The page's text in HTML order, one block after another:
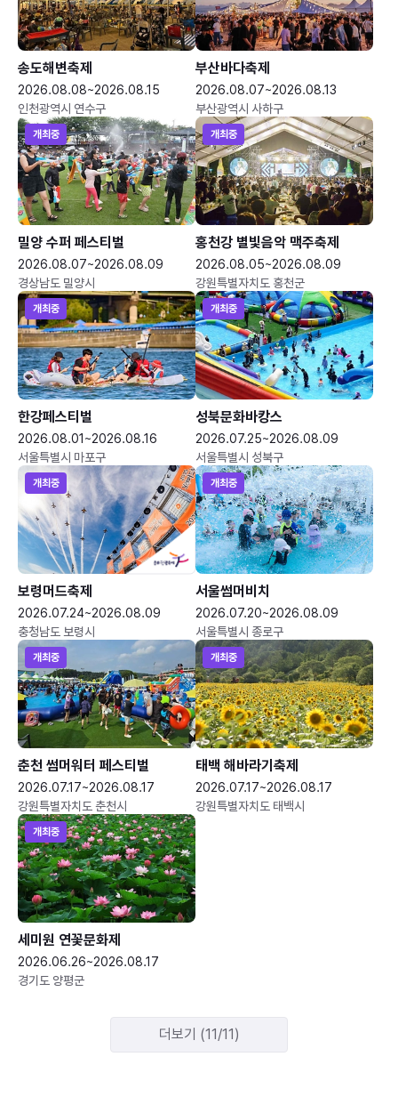
송도해변축제
2026.08.08~2026.08.15
인천광역시 연수구
부산바다축제
2026.08.07~2026.08.13
부산광역시 사하구
개최중
밀양 수퍼 페스티벌
2026.08.07~2026.08.09
경상남도 밀양시
개최중
홍천강 별빛음악 맥주축제
2026.08.05~2026.08.09
강원특별자치도 홍천군
개최중
한강페스티벌
2026.08.01~2026.08.16
서울특별시 마포구
개최중
성북문화바캉스
2026.07.25~2026.08.09
서울특별시 성북구
개최중
보령머드축제
2026.07.24~2026.08.09
충청남도 보령시
개최중
서울썸머비치
2026.07.20~2026.08.09
서울특별시 종로구
개최중
춘천 썸머워터 페스티벌
2026.07.17~2026.08.17
강원특별자치도 춘천시
개최중
태백 해바라기축제
2026.07.17~2026.08.17
강원특별자치도 태백시
개최중
세미원 연꽃문화제
2026.06.26~2026.08.17
경기도 양평군
더보기 (11/11)